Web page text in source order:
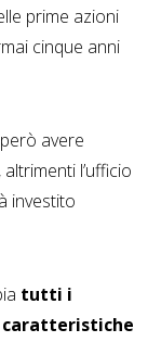
prime azioni
cinque anni
avere
, altrimenti l’ufficio
investito
tutti i
caratteristiche